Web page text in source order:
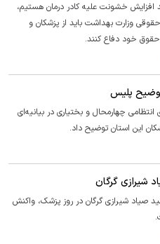
افزایش خشونت علیه کادر درمان هستیم،
وزارت بهداشت باید از پزشکان و
حقوق خود دفاع کنند.
پلیس
چهارمحال و بختیاری در بیانیه‌ای
این استان توضیح داد.
شیرازی گرگان
صیاد شیرازی گرگان در روز پزشک، واکنش